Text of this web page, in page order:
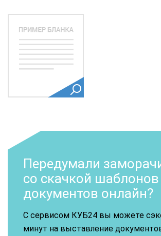
Передумали
со скачкой шаблонов
документов онлайн?
С сервисом КУБ24 вы можете
минут на выставление